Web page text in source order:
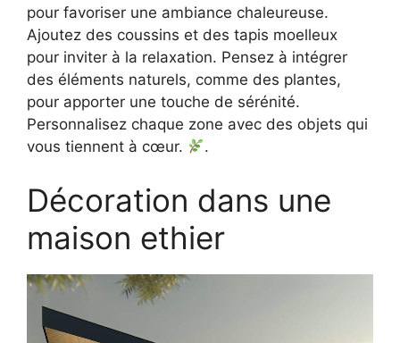
pour favoriser une ambiance chaleureuse.
Ajoutez des coussins et des tapis moelleux
pour inviter à la relaxation. Pensez à intégrer
des éléments naturels, comme des plantes,
pour apporter une touche de sérénité.
Personnalisez chaque zone avec des objets qui
vous tiennent à cœur.
.
Décoration dans une
maison ethier